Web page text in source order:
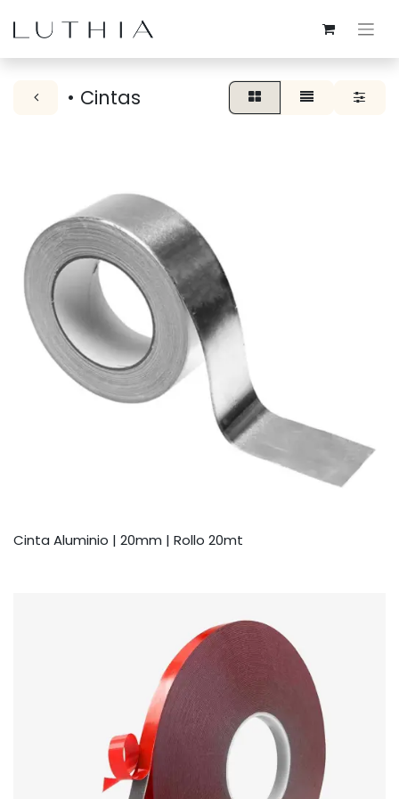
• Cintas
Cinta Aluminio | 20mm | Rollo 20mt